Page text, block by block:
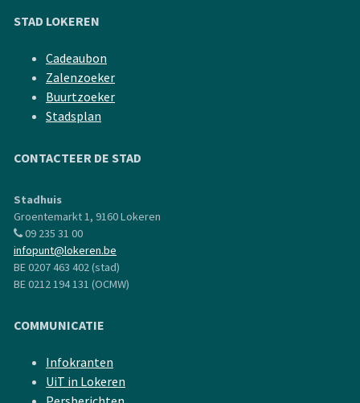
STAD LOKEREN
Cadeaubon
Zalenzoeker
Buurtzoeker
Stadsplan
CONTACTEER DE STAD
Stadhuis
Groentemarkt 1, 9160 Lokeren
09 235 31 00
infopunt@lokeren.be
BE 0207 463 402 (stad)
BE 0212 194 131 (OCMW)
COMMUNICATIE
Infokranten
UiT in Lokeren